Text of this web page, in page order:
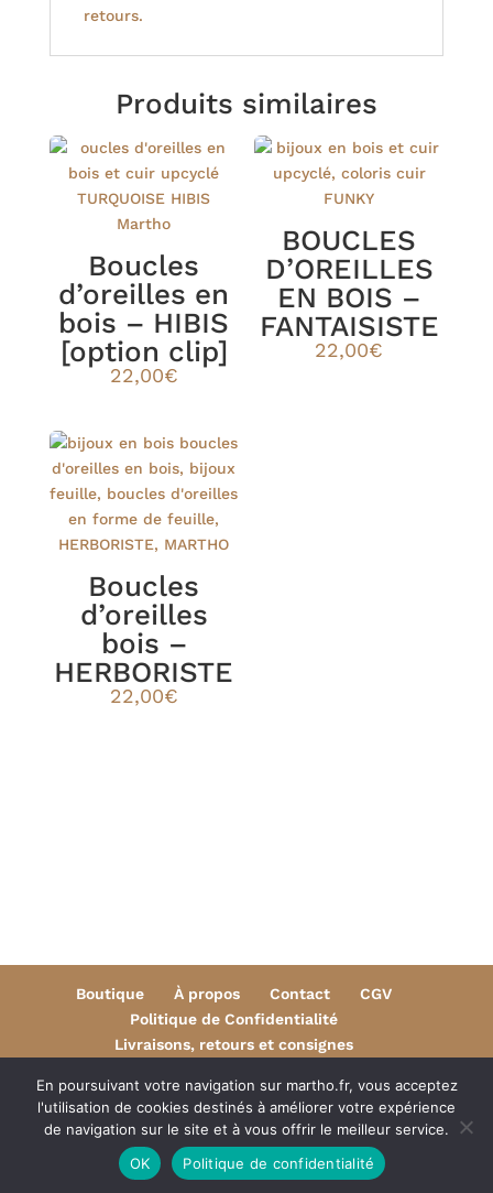
retours.
Produits similaires
Boucles
d’oreilles en
bois – HIBIS
[option clip]
22,00€
BOUCLES
D’OREILLES
EN BOIS –
FANTAISISTE
22,00€
Boucles
d’oreilles
bois –
HERBORISTE
22,00€
Boutique À propos Contact
CGV
Politique de Confidentialité
Livraisons, retours et consignes
Copyright © - Tous droits réservés - MARTHO 2025
En poursuivant votre navigation sur martho.fr, vous acceptez
l'utilisation de cookies destinés à améliorer votre expérience
de navigation sur le site et à vous offrir le meilleur service.
OK
Politique de confidentialité